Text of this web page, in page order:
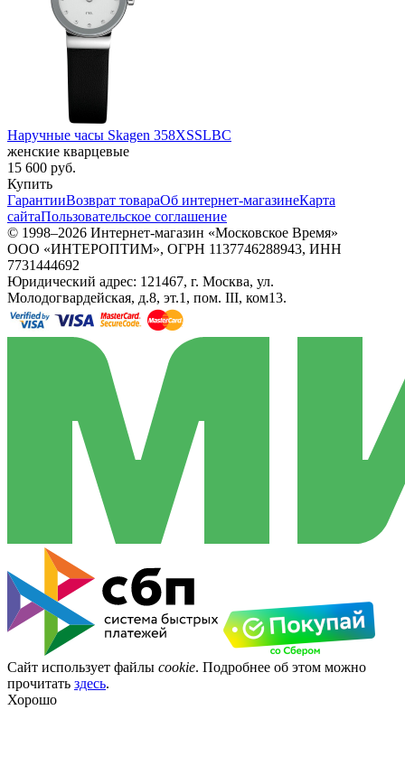
Наручные часы Skagen 358XSSLBC
женские кварцевые
15 600 руб.
Купить
ГарантииВозврат товараОб интернет-магазинеКарта
сайтаПользовательское соглашение
© 1998–2026 Интернет-магазин «Московское Время»
ООО «ИНТЕРОПТИМ», ОГРН 1137746288943, ИНН
7731444692
Юридический адрес: 121467, г. Москва, ул.
Молодогвардейская, д.8, эт.1, пом. III, ком13.
Сайт использует файлы cookie. Подробнее об этом можно
прочитать здесь.
Хорошо